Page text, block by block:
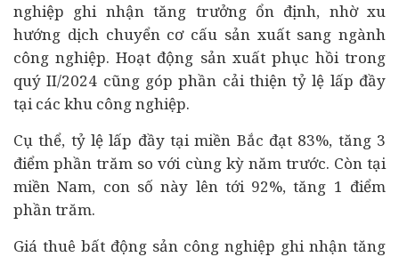
nghiệp ghi nhận tăng trưởng ổn định, nhờ xu
hướng dịch chuyển cơ cấu sản xuất sang ngành
công nghiệp. Hoạt động sản xuất phục hồi trong
quý II/2024 cũng góp phần cải thiện tỷ lệ lấp đầy
tại các khu công nghiệp.
Cụ thể, tỷ lệ lấp đầy tại miền Bắc đạt 83%, tăng 3
điểm phần trăm so với cùng kỳ năm trước. Còn tại
miền Nam, con số này lên tới 92%, tăng 1 điểm
phần trăm.
Giá thuê bất động sản công nghiệp ghi nhận tăng